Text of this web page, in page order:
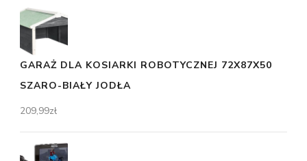
GARAŻ DLA KOSIARKI ROBOTYCZNEJ 72X87X50
SZARO-BIAŁY JODŁA
209,99zł